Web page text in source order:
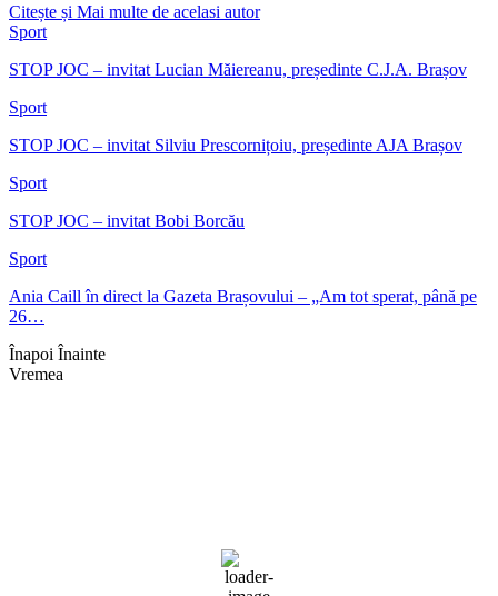
Citește și Mai multe de acelasi autor
Sport
STOP JOC – invitat Lucian Măiereanu, președinte C.J.A. Brașov
Sport
STOP JOC – invitat Silviu Prescornițoiu, președinte AJA Brașov
Sport
STOP JOC – invitat Bobi Borcău
Sport
Ania Caill în direct la Gazeta Brașovului – „Am tot sperat, până pe
26…
Înapoi Înainte
Vremea